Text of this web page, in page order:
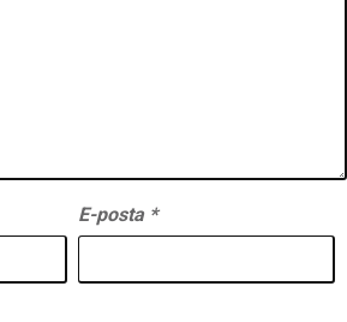
E-posta *